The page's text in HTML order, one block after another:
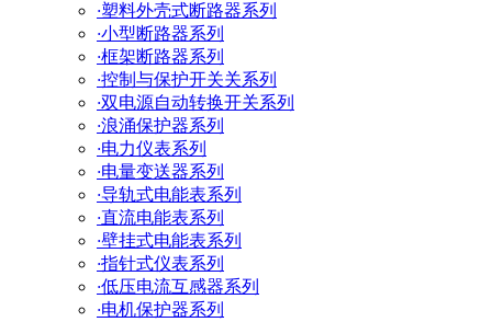
·塑料外壳式断路器系列
·小型断路器系列
·框架断路器系列
·控制与保护开关关系列
·双电源自动转换开关系列
·浪涌保护器系列
·电力仪表系列
·电量变送器系列
·导轨式电能表系列
·直流电能表系列
·壁挂式电能表系列
·指针式仪表系列
·低压电流互感器系列
·电机保护器系列